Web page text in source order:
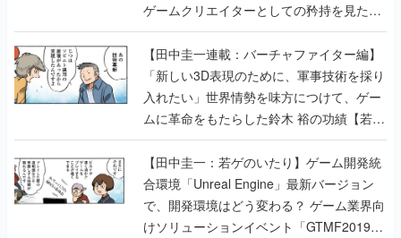
ゲームクリエイターとしての矜持を見た
【若ゲのいたり最終回】
【田中圭一連載：バーチャファイター編】
「新しい3D表現のために、軍事技術を採り
入れたい」世界情勢を味方につけて、ゲー
ムに革命をもたらした鈴木 裕の功績【若ゲ
のいたり】
【田中圭一：若ゲのいたり】ゲーム開発統
合環境「Unreal Engine」最新バージョン
で、開発環境はどう変わる？ ゲーム業界向
けソリューションイベント「GTMF2019」